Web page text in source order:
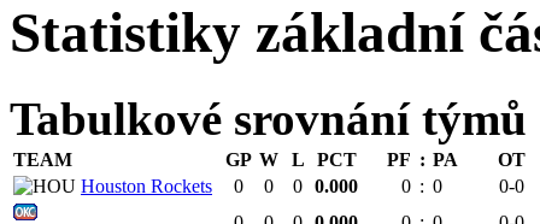
Statistiky základní
Tabulkové srovnání týmů
TEAM GP W L PCT PF : PA
OT
Houston Rockets
0 0 0 0.000 0 : 0 0-0